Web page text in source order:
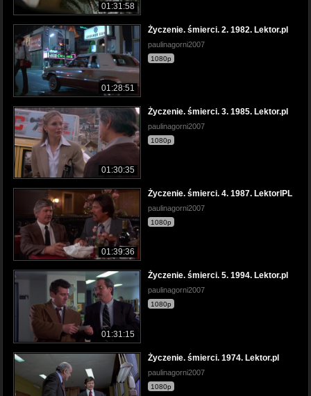
01:31:58
01:28:51
Życzenie. śmierci. 2. 1982. Lektor.pl
paulinagorni2007
1080p
01:30:35
Życzenie. śmierci. 3. 1985. Lektor.pl
paulinagorni2007
1080p
01:39:36
Życzenie. śmierci. 4. 1987. LektorlPL
paulinagorni2007
1080p
01:31:15
Życzenie. śmierci. 5. 1994. Lektor.pl
paulinagorni2007
1080p
Życzenie. śmierci. 1974. Lektor.pl
paulinagorni2007
1080p